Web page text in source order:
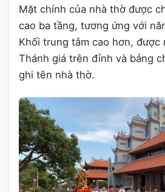
Mặt chính của nhà thờ được
cao ba tầng, tương ứng với
Khối trung tâm cao hơn, được
Thánh giá trên đỉnh và bảng
ghi tên nhà thờ.